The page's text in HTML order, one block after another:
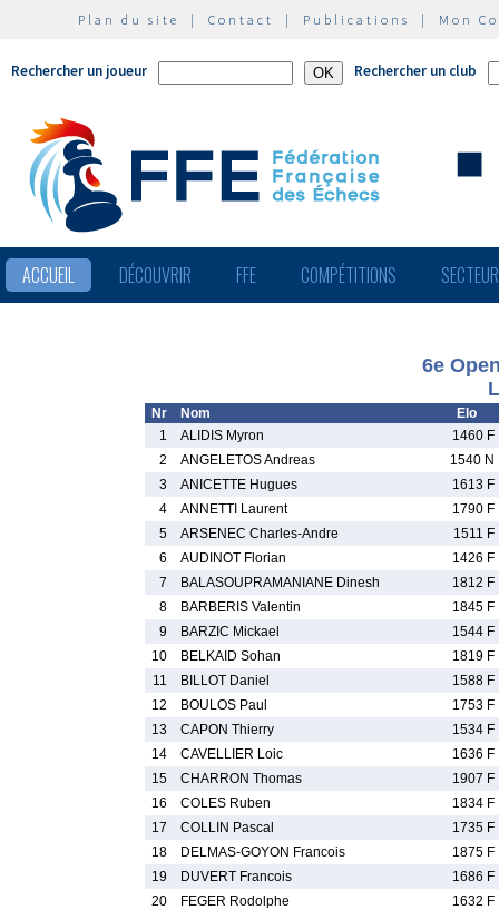
Plan du site | Contact | Publications | Mon
Rechercher un joueur Rechercher un club
ACCUEIL DÉCOUVRIR FFE COMPÉTITIONS
6e
Nr Nom
Elo
1
ALIDIS Myron
1460 F
2
ANGELETOS Andreas
1540 N
3
ANICETTE Hugues
1613 F
4
ANNETTI Laurent
1790 F
5
ARSENEC Charles-Andre
1511 F
6
AUDINOT Florian
1426 F
7
BALASOUPRAMANIANE Dinesh
1812 F
8
BARBERIS Valentin
1845 F
9
BARZIC Mickael
1544 F
10
BELKAID Sohan
1819 F
11
BILLOT Daniel
1588 F
12
BOULOS Paul
1753 F
13
CAPON Thierry
1534 F
14
CAVELLIER Loic
1636 F
15
CHARRON Thomas
1907 F
16
COLES Ruben
1834 F
17
COLLIN Pascal
1735 F
18
DELMAS-GOYON Francois
1875 F
19
DUVERT Francois
1686 F
20
FEGER Rodolphe
1632 F